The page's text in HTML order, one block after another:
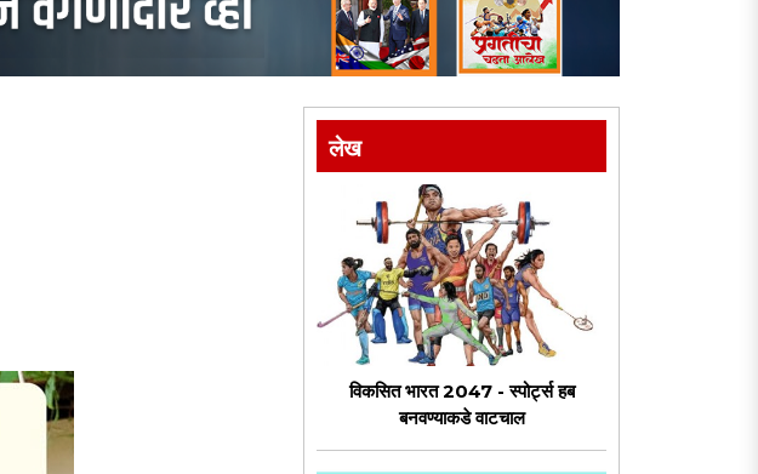
लेख
विकसित भारत 2047 - स्पोर्ट्स हब
बनवण्याकडे वाटचाल